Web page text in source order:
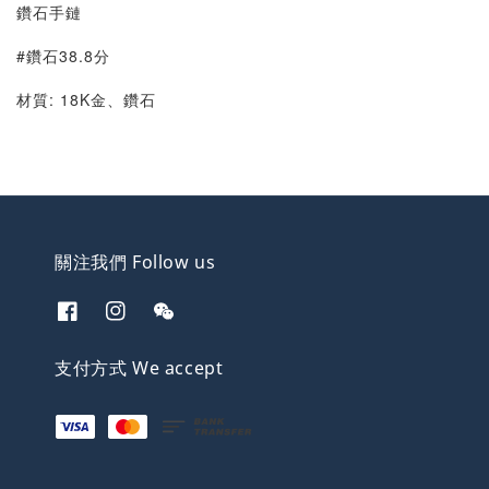
鑽石手鏈
#鑽石38.8分
材質: 18K金、鑽石
關注我們 Follow us
支付方式 We accept